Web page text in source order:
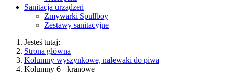
Sanitacja urządzeń
Zmywarki Spullboy
Zestawy sanitacyjne
Jesteś tutaj:
Strona główna
Kolumny wyszynkowe, nalewaki do piwa
Kolumny 6+ kranowe